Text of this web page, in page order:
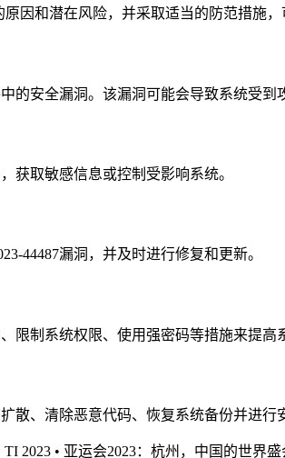
因和潜在风险，并采取适当的防范措施
的安全漏洞。该漏洞可能会导致系统受到
获取敏感信息或控制受影响系统。
44487漏洞，并及时进行修复和更新。
限制系统权限、使用强密码等措施来提高
散、清除恶意代码、恢复系统备份并进行
TI 2023 • 亚运会2023：杭州，中国的世界盛